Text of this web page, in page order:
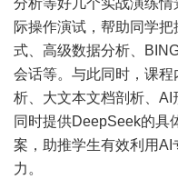
际操作演试，帮助同学
式、高级数据分析、
会话等。与此同时，课
析、大文本文档剖析、AI
同时提供DeepSeek的具
案，助推学生有效利用
力。